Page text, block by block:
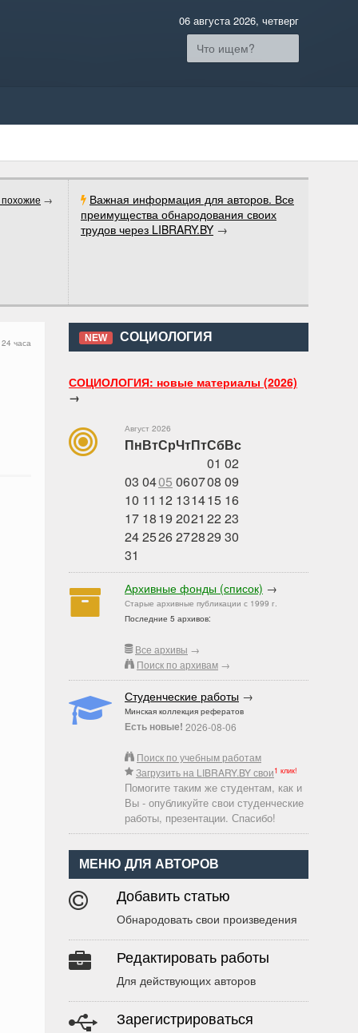
06 августа 2026, четверг
Важная информация для авторов. Все
преимущества обнародования своих
трудов через LIBRARY.BY →
→
NEW СОЦИОЛОГИЯ
СОЦИОЛОГИЯ: новые материалы (2026)
→
Август 2026
ПнВтСрЧтПтСбВс
01 02
03 0405 060708 09
10 11 12 131415 16
17 1819 2021 22 23
242526272829 30
31
Архивные фонды (список) →
Старые архивные публикации с 1999 г.
Последние 5 архивов:
Все архивы →
Поиск по архивам →
Студенческие работы →
Минская коллекция рефератов
Есть новые! 2026-08-06
Поиск по учебным работам
Загрузить на LIBRARY.BY свои1 клик!
Помогите таким же студентам, как и
Вы - опубликуйте свои студенческие
работы, презентации. Спасибо!
МЕНЮ ДЛЯ АВТОРОВ
Добавить статью
Обнародовать свои произведения
Редактировать работы
Для действующих авторов
Зарегистрироваться
24 часа